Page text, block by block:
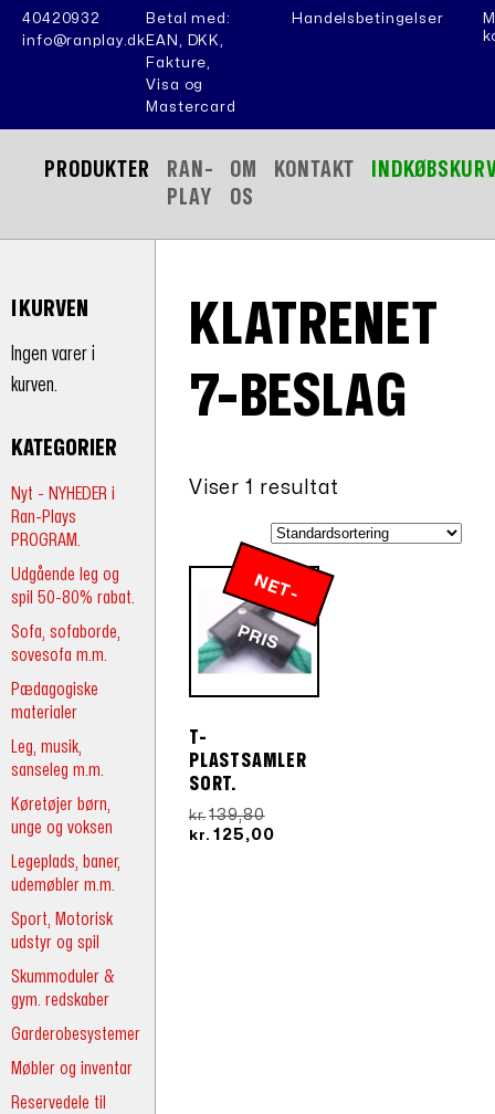
40420932
info@ranplay.dk
Betal med:
EAN, DKK,
Fakture,
Visa og
Mastercard
Handelsbetingelser
PRODUKTER
RAN-
PLAY
OM
OS
KONTAKT
I KURVEN
Ingen varer i
kurven.
KATEGORIER
Nyt - NYHEDER i
Ran-Plays
PROGRAM.
Udgående leg og
spil 50-80% rabat.
Sofa, sofaborde,
sovesofa m.m.
Pædagogiske
materialer
Leg, musik,
sanseleg m.m.
Køretøjer børn,
unge og voksen
Legeplads, baner,
udemøbler m.m.
Sport, Motorisk
udstyr og spil
Skummoduler &
gym. redskaber
Garderobesystemer
Møbler og inventar
Reservedele til
KLATRENET
7-BESLAG
Viser 1 resultat
N
E
T
-
P
R
IS
T-
PLASTSAMLER
SORT.
kr. 139,80Den
oprindelige
kr. 125,00Den